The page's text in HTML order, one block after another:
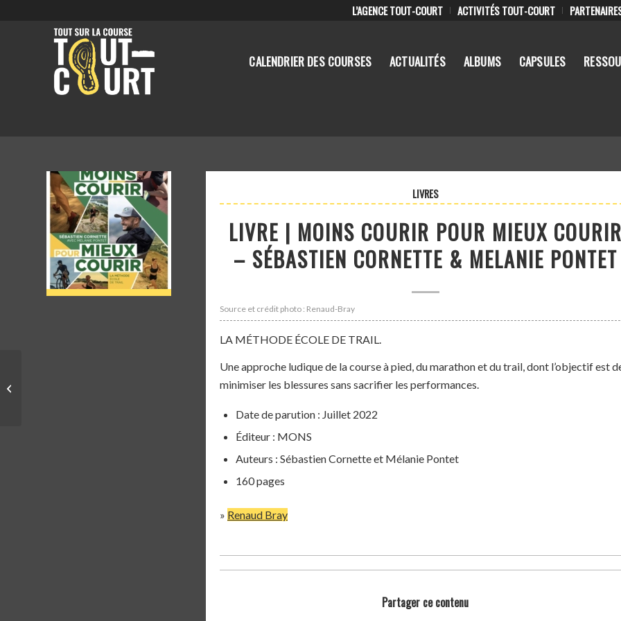
L’AGENCE TOUT-COURT ACTIVITÉS TOUT-COURT
CALENDRIER DES COURSES ACTUALITÉS ALBUMS CAPSULES
LIVRES
LIVRE | MOINS COURIR POUR MIEUX
– SÉBASTIEN CORNETTE & MELANIE PONTET
Source et crédit photo : Renaud-Bray
LA MÉTHODE ÉCOLE DE TRAIL.
Une approche ludique de la course à pied, du marathon et du trail, dont l’objectif est
minimiser les blessures sans sacrifier les performances.
Date de parution : Juillet 2022
Éditeur : MONS
Auteurs : Sébastien Cornette et Mélanie Pontet
160 pages
» Renaud Bray
Partager ce contenu